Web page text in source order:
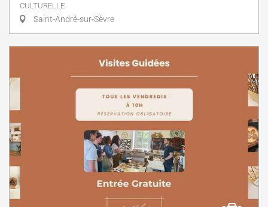
CULTURELLE
Saint-André-sur-Sèvre